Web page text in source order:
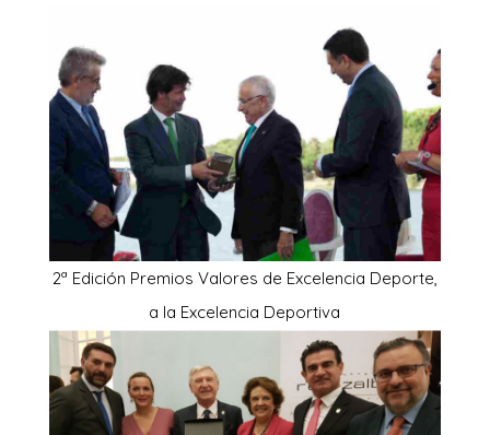
2ª Edición Premios Valores de Excelencia Deporte,
a la Excelencia Deportiva